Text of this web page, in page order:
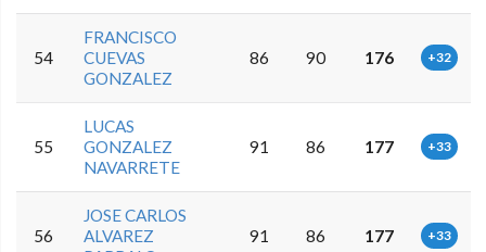
54
FRANCISCO
CUEVAS
GONZALEZ
86 90 176 +32
55
LUCAS
GONZALEZ
NAVARRETE
91 86 177 +33
56
JOSE CARLOS
ALVAREZ
91 86 177 +33